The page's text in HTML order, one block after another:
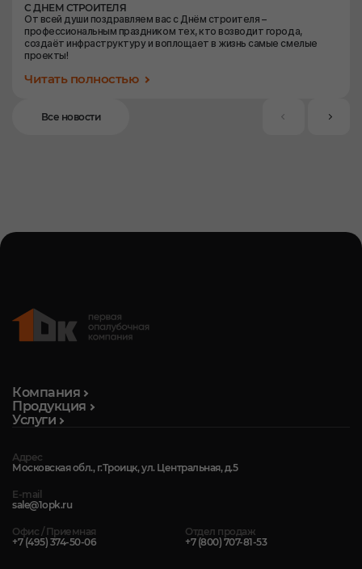
Все новости
С ДНЕМ СТРОИТЕЛЯ
От всей души поздравляем вас с Днём строителя –
профессиональным праздником тех, кто возводит города,
создаёт инфраструктуру и воплощает в жизнь самые смелые
проекты!
Читать полностью
Компания
Продукция
Услуги
Адрес
Московская обл., г.Троицк, ул. Центральная, д.5
E-mail
sale@1opk.ru
Офис / Приемная
+7 (495) 374-50-06
Отдел продаж
+7 (800) 707-81-53